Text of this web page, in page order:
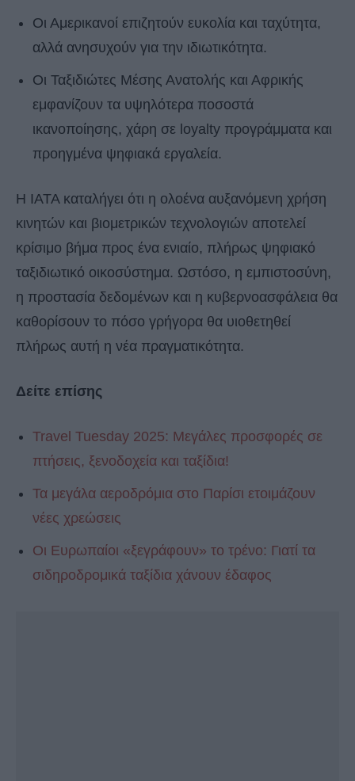
Οι Αμερικανοί επιζητούν ευκολία και ταχύτητα,
αλλά ανησυχούν για την ιδιωτικότητα.
Οι Ταξιδιώτες Μέσης Ανατολής και Αφρικής
εμφανίζουν τα υψηλότερα ποσοστά
ικανοποίησης, χάρη σε loyalty προγράμματα και
προηγμένα ψηφιακά εργαλεία.
Η IATA καταλήγει ότι η ολοένα αυξανόμενη χρήση
κινητών και βιομετρικών τεχνολογιών αποτελεί
κρίσιμο βήμα προς ένα ενιαίο, πλήρως ψηφιακό
ταξιδιωτικό οικοσύστημα. Ωστόσο, η εμπιστοσύνη,
η προστασία δεδομένων και η κυβερνοασφάλεια θα
καθορίσουν το πόσο γρήγορα θα υιοθετηθεί
πλήρως αυτή η νέα πραγματικότητα.
Δείτε επίσης
Travel Tuesday 2025: Μεγάλες προσφορές σε
πτήσεις, ξενοδοχεία και ταξίδια!
Τα μεγάλα αεροδρόμια στο Παρίσι ετοιμάζουν
νέες χρεώσεις
Οι Ευρωπαίοι «ξεγράφουν» το τρένο: Γιατί τα
σιδηροδρομικά ταξίδια χάνουν έδαφος